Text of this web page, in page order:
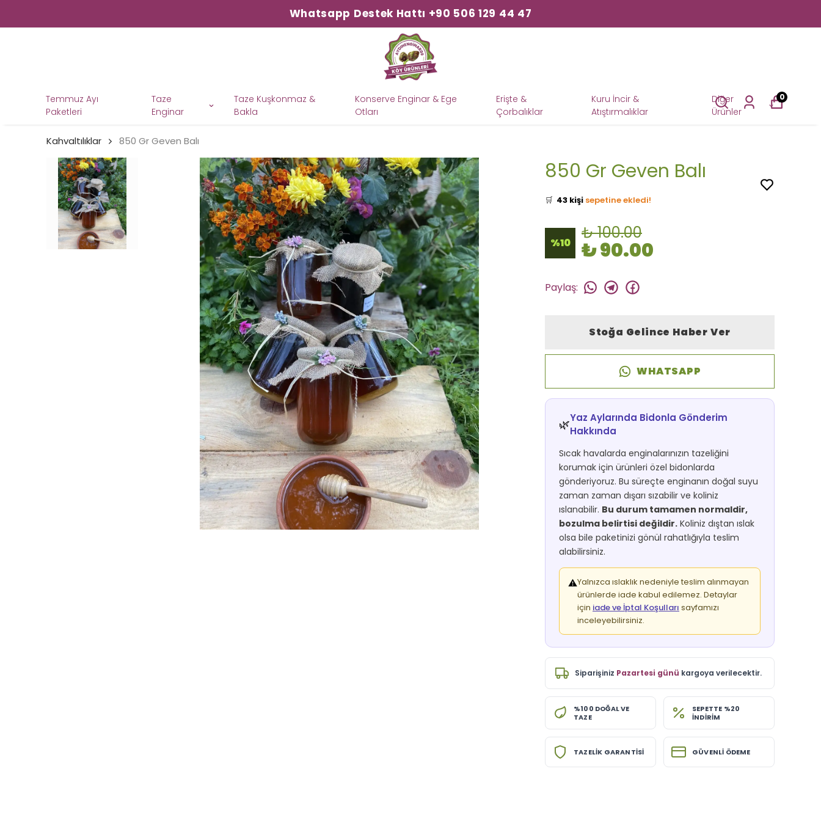
Whatsapp Destek Hattı +90 506 129 44 47
Temmuz Ayı
Paketleri
Taze
Enginar
Taze Kuşkonmaz &
Bakla
Konserve Enginar & Ege
Otları
Erişte &
Çorbalıklar
Kuru İncir &
Atıştırmalıklar
Diğer
Ürünler
0
Kahvaltılıklar 850 Gr Geven Balı
850 Gr Geven Balı
👀 Şu an 20 kişi inceliyor!
🛒 43 kişi sepetine ekledi!
🚚 Hızlı teslimat yapılıyor!
%10
₺ 100.00
₺ 90.00
Paylaş:
Stoğa Gelince Haber Ver
WHATSAPP
🌿Yaz Aylarında Bidonla Gönderim
Hakkında
Sıcak havalarda enginalarınızın tazeliğini
korumak için ürünleri özel bidonlarda
gönderiyoruz. Bu süreçte enginanın doğal suyu
zaman zaman dışarı sızabilir ve koliniz
ıslanabilir. Bu durum tamamen normaldir,
bozulma belirtisi değildir. Koliniz dıştan ıslak
olsa bile paketinizi gönül rahatlığıyla teslim
alabilirsiniz.
⚠️Yalnızca ıslaklık nedeniyle teslim alınmayan
ürünlerde iade kabul edilemez. Detaylar
için iade ve İptal Koşulları sayfamızı
inceleyebilirsiniz.
Siparişiniz Pazartesi günü kargoya verilecektir.
%100 DOĞAL VE
TAZE
SEPETTE %20
İNDİRİM
TAZELİK GARANTİSİ GÜVENLİ ÖDEME